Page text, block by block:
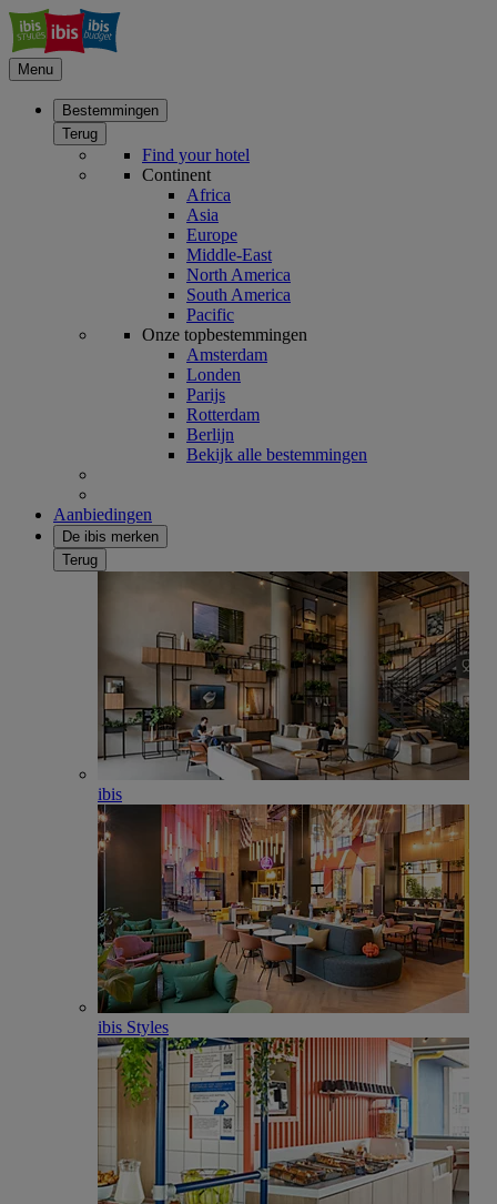
Menu
Bestemmingen
Terug
Find your hotel
Continent
Africa
Asia
Europe
Middle-East
North America
South America
Pacific
Onze topbestemmingen
Amsterdam
Londen
Parijs
Rotterdam
Berlijn
Bekijk alle bestemmingen
Aanbiedingen
De ibis merken
Terug
ibis
ibis Styles